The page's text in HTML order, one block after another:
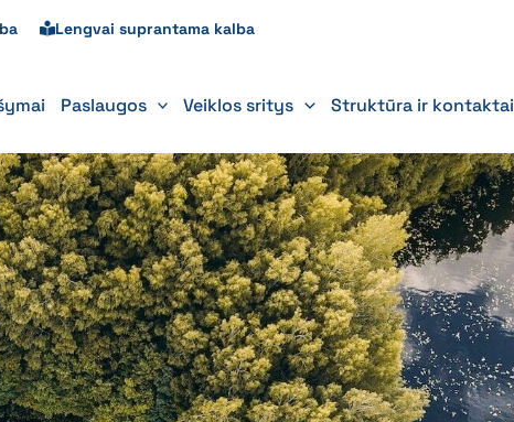
Lengvai suprantama kalba
Paslaugos Veiklos sritys Struktūra ir kontaktai